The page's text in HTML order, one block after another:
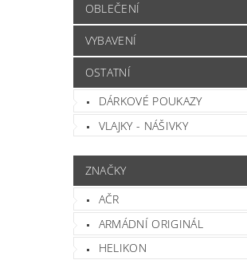
OBLEČENÍ
VYBAVENÍ
OSTATNÍ
DÁRKOVÉ POUKAZY
VLAJKY - NÁŠIVKY
ZNAČKY
AČR
ARMÁDNÍ ORIGINÁL
HELIKON